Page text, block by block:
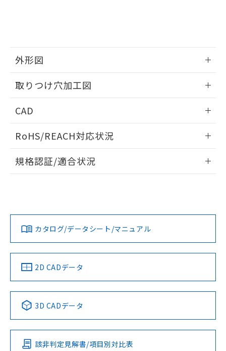
外形図
取りつけ穴加工図
CAD
ドすることができます。
ログイン/会員登録
ダウンロードデータをご利用いただく前に、以下を必ずお読
みください。
ソフトウェアの使用条件
RoHS/REACH対応状況
EU RoHS 注意事項・凡例
対応済み
中国 RoHS 注意事項・凡例
Pb Hg Cd Cr(VI)
O
規格認証/適合状況
カタログ/データシート/マニュアル
2D CADデータ
3D CADデータ
該非判定見解書/項目別対比表
り、2022年1月12日より割愛しておりま
す。